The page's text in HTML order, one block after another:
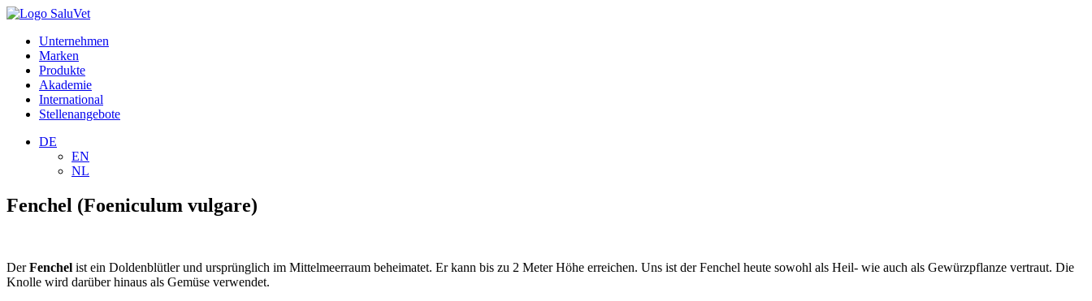
Unternehmen
Marken
Produkte
Akademie
International
Stellenangebote
DE
EN
NL
Fenchel (Foeniculum vulgare)
DerFenchel ist ein Doldenblütler und ursprünglich im Mittelmeerraum beheimatet. Er kann bis zu 2 Meter Höhe erreichen. Uns ist der Fenchel heute sowohl als Heil- wie auch als Gewürzpflanze vertraut. Die
Knolle wird darüber hinaus als Gemüse verwendet.